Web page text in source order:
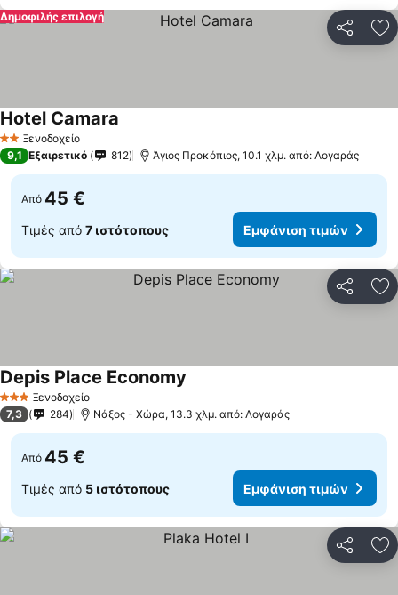
Δημοφιλής επιλογή
2 ΑστέριαΞενοδοχείο
Hotel Camara
9,1 Εξαιρετικό 812 Άγιος Προκόπιος, 10.1 χλμ. από: Λογαράς
Από 45 €
Τιμές από 7 ιστότοπους Εμφάνιση τιμών
3 ΑστέριαΞενοδοχείο
Depis Place Economy
7,3 284 Νάξος - Χώρα, 13.3 χλμ. από: Λογαράς
Από 45 €
Τιμές από 5 ιστότοπους Εμφάνιση τιμών